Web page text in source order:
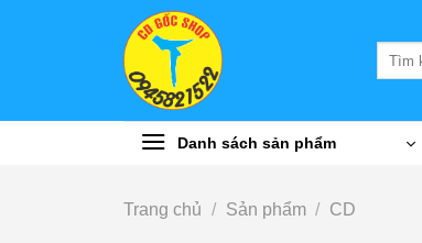
Danh sách sản phẩm
Trang chủ / Sản phẩm / CD